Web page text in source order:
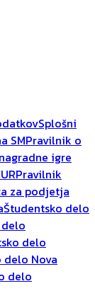
Splošni
SMPravilnik o
igre
Pravilnik
za podjetja
Študentsko delo
delo
delo Nova
delo